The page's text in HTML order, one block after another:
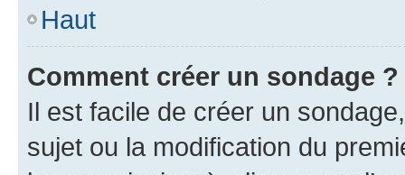
Haut
Comment créer un sondage ?
Il est facile de créer un
sujet ou la modification du